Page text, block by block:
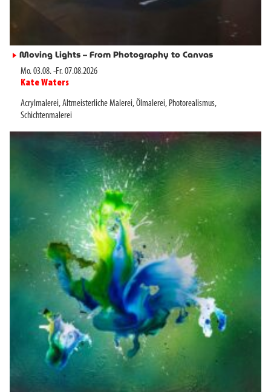
► Moving Lights – From Photography to Canvas
Mo. 03.08.-Fr. 07.08.2026
Kate Waters
Acrylmalerei,Altmeisterliche Malerei,Ölmalerei, Photorealismus,
Schichtenmalerei